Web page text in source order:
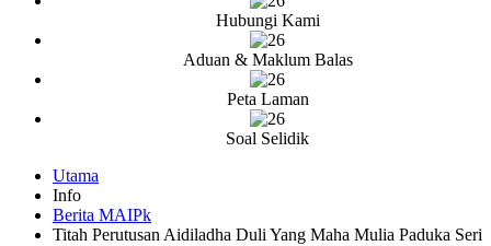
Hubungi Kami
Aduan & Maklum Balas
Peta Laman
Soal Selidik
Utama
Info
Berita MAIPk
Titah Perutusan Aidiladha Duli Yang Maha Mulia Paduka Seri